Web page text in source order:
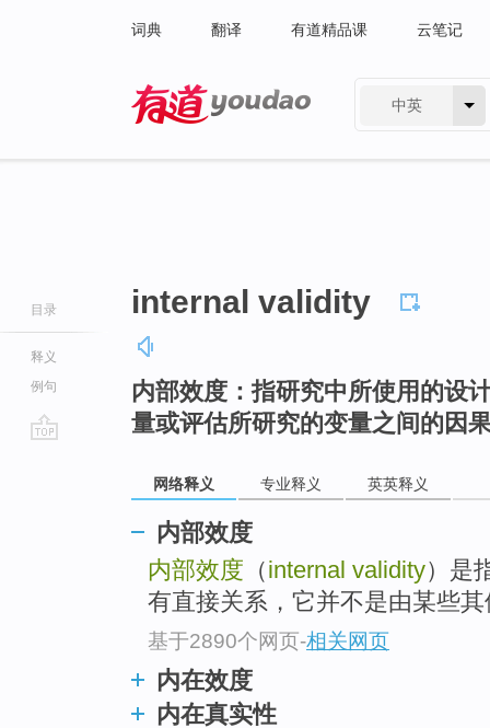
词典 翻译 有道精品课 云笔记
中英
目录
释义
例句
internal validity
内部效度：指研究中所使用的设
量或评估所研究的变量之间的因
网络释义 专业释义 英英释义
内部效度
内部效度 （internal validity）是
有直接关系，它并不是由某些
基于2890个网页-相关网页
内在效度
内在真实性